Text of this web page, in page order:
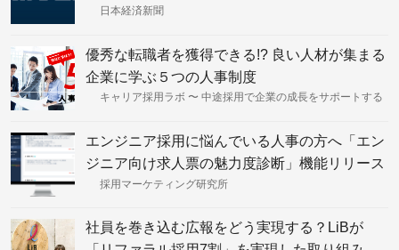
日本経済新聞
優秀な転職者を獲得できる!? 良い人材が集まる
企業に学ぶ５つの人事制度
キャリア採用ラボ 〜 中途採用で企業の成長をサポートする
エンジニア採用に悩んでいる人事の方へ「エン
ジニア向け求人票の魅力度診断」機能リリース
とその背景
採用マーケティング研究所
社員を巻き込む広報をどう実現する？LiBが